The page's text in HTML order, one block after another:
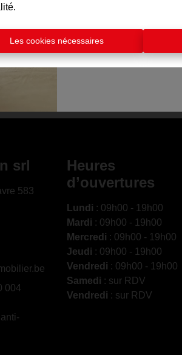
.
Les cookies nécessaires
srl
583
004
Heures
d’ouvertures
Lundi : 09h00 - 19h00
Mardi : 09h00 - 19h00
Mercredi : 09h00 - 19h00
Jeudi : 09h00 - 19h00
Vendredi : 09h00 - 19h00
Samedi : sur RDV
Vendredi : sur RDV